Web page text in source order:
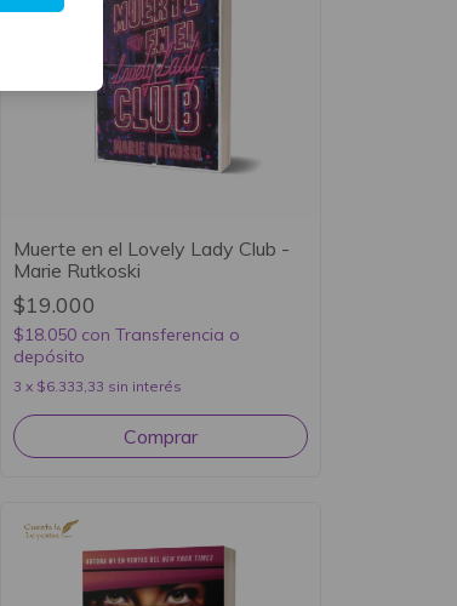
Muerte en el Lovely Lady Club -
Marie Rutkoski
$19.000
$18.050 con Transferencia o
depósito
3 x $6.333,33 sin interés